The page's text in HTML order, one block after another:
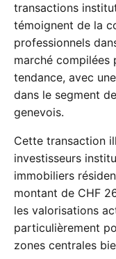
transactions
témoignent de la
professionnels
marché
tendance, avec
dans le segment
genevois.
Cette transaction
investisseurs
immobiliers
montant de CHF
les valorisations
particulièrement
zones centrales